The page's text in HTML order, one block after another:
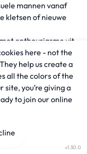
mannen vanaf
kletsen of nieuwe
enthousiasme uit
v1.30.0
here - not the
help us create a
all the colors of the
you’re giving a
to join our online